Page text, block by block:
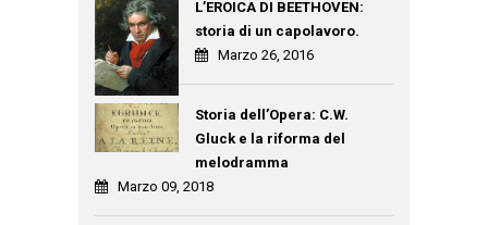
L’EROICA DI BEETHOVEN:
storia di un capolavoro.
Marzo 26, 2016
Storia dell’Opera: C.W.
Gluck e la riforma del
melodramma
Marzo 09, 2018